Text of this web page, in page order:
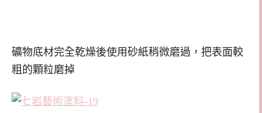
礦物底材完全乾燥後使用砂紙稍微磨過，把表面較
粗的顆粒磨掉